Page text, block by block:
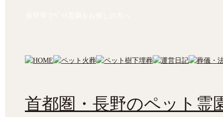
首都圏・長野のペット霊